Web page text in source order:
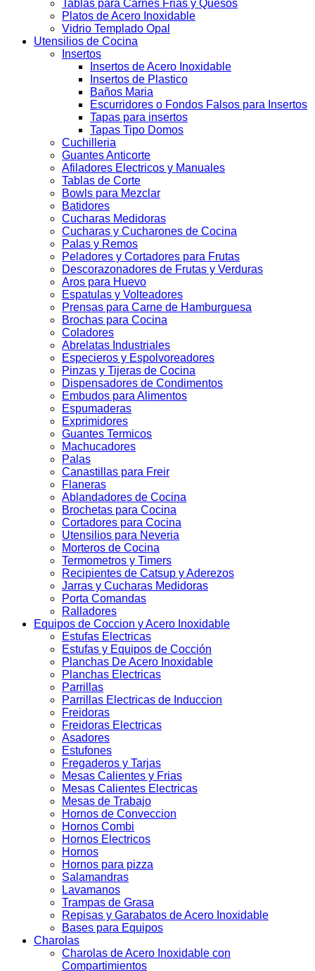
Tablas para Carnes Frias y Quesos
Platos de Acero Inoxidable
Vidrio Templado Opal
Utensilios de Cocina
Insertos
Insertos de Acero Inoxidable
Insertos de Plastico
Baños Maria
Escurridores o Fondos Falsos para Insertos
Tapas para insertos
Tapas Tipo Domos
Cuchilleria
Guantes Anticorte
Afiladores Electricos y Manuales
Tablas de Corte
Bowls para Mezclar
Batidores
Cucharas Medidoras
Cucharas y Cucharones de Cocina
Palas y Remos
Peladores y Cortadores para Frutas
Descorazonadores de Frutas y Verduras
Aros para Huevo
Espatulas y Volteadores
Prensas para Carne de Hamburguesa
Brochas para Cocina
Coladores
Abrelatas Industriales
Especieros y Espolvoreadores
Pinzas y Tijeras de Cocina
Dispensadores de Condimentos
Embudos para Alimentos
Espumaderas
Exprimidores
Guantes Termicos
Machucadores
Palas
Canastillas para Freir
Flaneras
Ablandadores de Cocina
Brochetas para Cocina
Cortadores para Cocina
Utensilios para Neveria
Morteros de Cocina
Termometros y Timers
Recipientes de Catsup y Aderezos
Jarras y Cucharas Medidoras
Porta Comandas
Ralladores
Equipos de Coccion y Acero Inoxidable
Estufas Electricas
Estufas y Equipos de Cocción
Planchas De Acero Inoxidable
Planchas Electricas
Parrillas
Parrillas Electricas de Induccion
Freidoras
Freidoras Electricas
Asadores
Estufones
Fregaderos y Tarjas
Mesas Calientes y Frias
Mesas Calientes Electricas
Mesas de Trabajo
Hornos de Conveccion
Hornos Combi
Hornos Electricos
Hornos
Hornos para pizza
Salamandras
Lavamanos
Trampas de Grasa
Repisas y Garabatos de Acero Inoxidable
Bases para Equipos
Charolas
Charolas de Acero Inoxidable con
Compartimientos